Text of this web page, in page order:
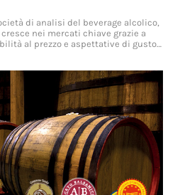
di analisi del beverage alcolico,
nei mercati chiave grazie a
al prezzo e aspettative di gusto…